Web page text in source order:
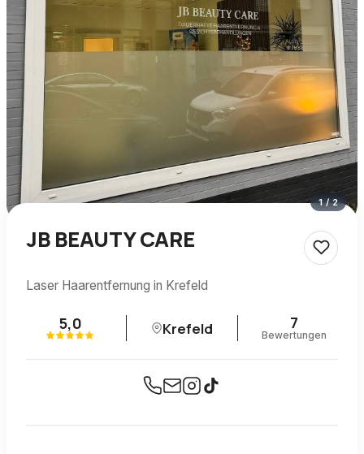
1/2
JB BEAUTY CARE
Laser Haarentfernung in Krefeld
5,0 Krefeld 7
Bewertungen